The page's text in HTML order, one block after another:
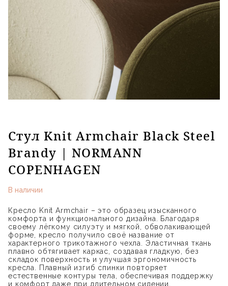
Стул Knit Armchair Black Steel
Brandy | NORMANN
COPENHAGEN
В наличии
Кресло Knit Armchair – это образец изысканного
комфорта и функционального дизайна. Благодаря
своему лёгкому силуэту и мягкой, обволакивающей
форме, кресло получило своё название от
характерного трикотажного чехла. Эластичная ткань
плавно обтягивает каркас, создавая гладкую, без
складок поверхность и улучшая эргономичность
кресла. Плавный изгиб спинки повторяет
естественные контуры тела, обеспечивая поддержку
и комфорт даже при длительном сидении.